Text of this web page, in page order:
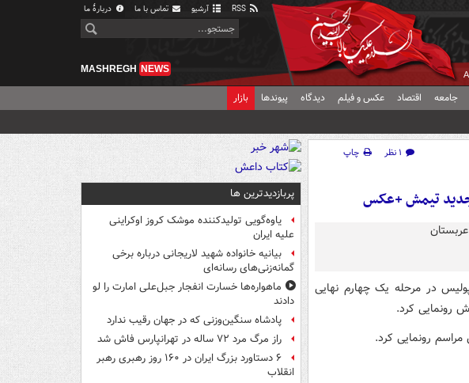
آرشیو تماس با ما دربارهٔ ما
MASHREGH NEWS
جامعه اقتصاد عکس و فیلم دیدگاه پیوندها بازار
۱ نظر
چاپ
جدید تیمش +عکس
در مرحله یک چهارم نهایی
رونمایی کرد.
پربازدیدترین ها
یاوه‌گویی تولیدکننده موشک کروز اوکراینی
علیه ایران
بیانیه خانواده شهید لاریجانی درباره برخی
گمانه‌زنی‌های رسانه‌ای
ماهواره‌ها خسارت انفجار جبل‌علی امارت را لو
دادند
پادشاه سنگین‌وزنی که در جهان رقیب ندارد
راز مرگ مرد ۷۲ ساله در تهرانپارس فاش شد
۶ دستاورد بزرگ ایران در ۱۶۰ روز رهبری رهبر
انقلاب